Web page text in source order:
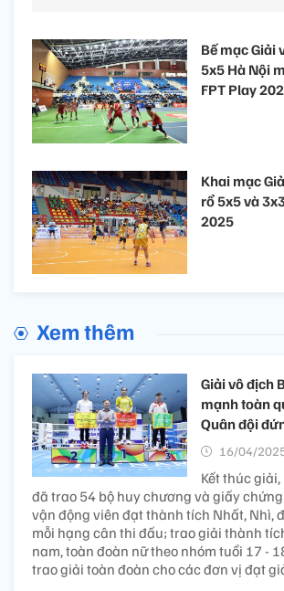
Bế mạc Giải
5x5 Hà Nội
FPT Play
Khai mạc
rổ 5x5 và
2025
Xem thêm
Giải vô địch
mạnh toàn
Quân đội
16/04/
Kết thúc
đã trao 54 bộ huy chương và giấy
vận động viên đạt thành tích Nhất, Nhì,
mỗi hạng cân thi đấu; trao giải thành
nam, toàn đoàn nữ theo nhóm tuổi 17 -
trao giải toàn đoàn cho các đơn vị đạt